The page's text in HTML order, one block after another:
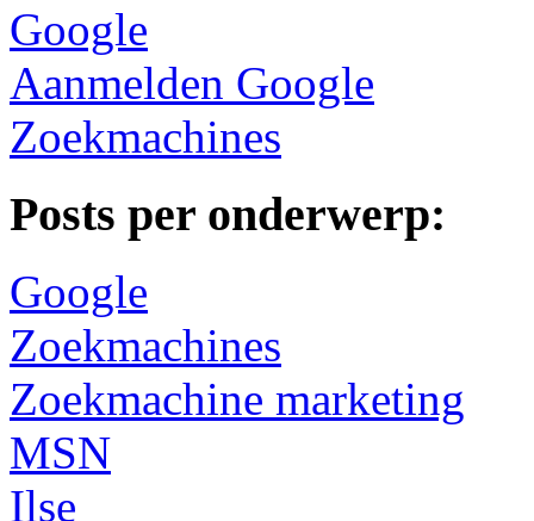
Google
Aanmelden Google
Zoekmachines
Posts per onderwerp:
Google
Zoekmachines
Zoekmachine marketing
MSN
Ilse